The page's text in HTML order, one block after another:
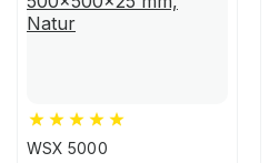
WSX 5000